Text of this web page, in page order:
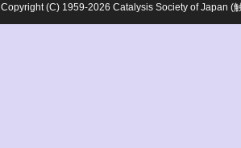
Copyright (C) 1959-2026 Catalysis Society of Japan (